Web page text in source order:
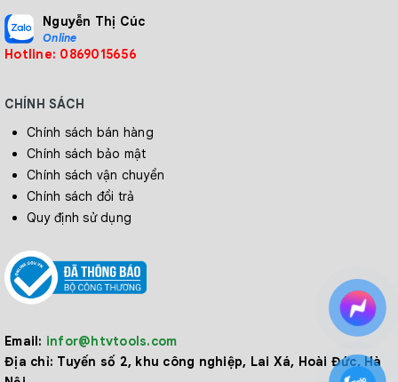
Nguyễn Thị Cúc
Online
Hotline: 0869015656
CHÍNH SÁCH
Chính sách bán hàng
Chính sách bảo mật
Chính sách vận chuyển
Chính sách đổi trả
Quy định sử dụng
Email: infor@htvtools.com
Địa chỉ: Tuyến số 2, khu công nghiệp, Lai Xá, Hoài Đức, Hà